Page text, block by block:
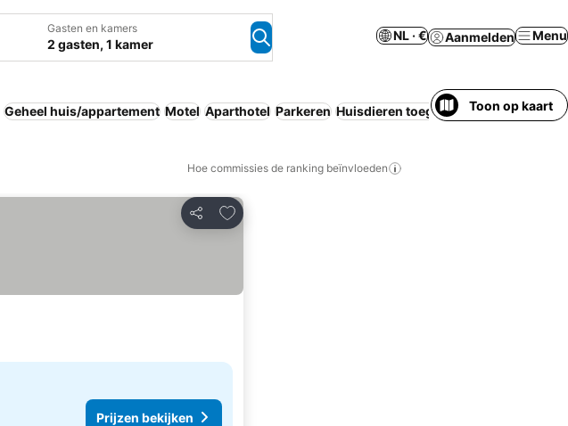
Gasten en kamers
2 gasten, 1 kamer
NL · € Aanmelden Menu
Geheel huis/appartement Motel Aparthotel Parkeren Huisdieren toegestaan Ontbijt
Toon op kaart
Hoe commissies de ranking beïnvloeden
Delen
Toevoegen aan favorieten
Prijzen bekijken